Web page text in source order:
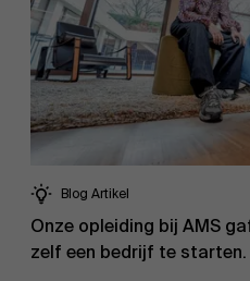
Blog Artikel
Onze opleiding bij AMS
zelf een bedrijf te starten.